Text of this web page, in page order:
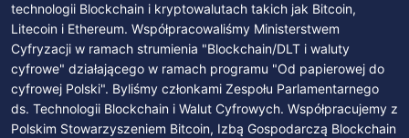
technologii Blockchain i kryptowalutach takich jak Bitcoin,
Litecoin i Ethereum. Współpracowaliśmy Ministerstwem
Cyfryzacji w ramach strumienia "Blockchain/DLT i waluty
cyfrowe" działającego w ramach programu "Od papierowej do
cyfrowej Polski". Byliśmy członkami Zespołu Parlamentarnego
ds. Technologii Blockchain i Walut Cyfrowych. Współpracujemy z
Polskim Stowarzyszeniem Bitcoin, Izbą Gospodarczą Blockchain